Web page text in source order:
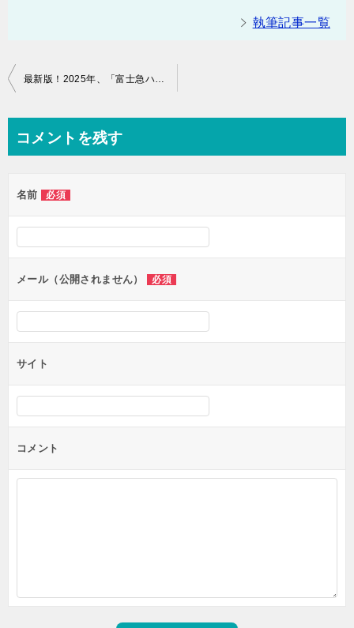
執筆記事一覧
投
ビ
ー
シ
ン
最新版！2025年、「富士急ハイランド」の混雑予想やアトラクション、乗り物、ジェットコースターの待ち時間
コメントを残す
名前 必須
メール（公開されません） 必須
サイト
コメント